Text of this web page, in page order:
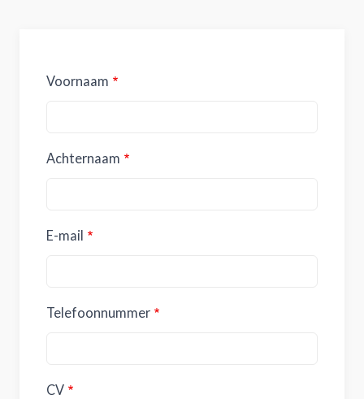
Voornaam
Achternaam
E-mail
Telefoonnummer
CV